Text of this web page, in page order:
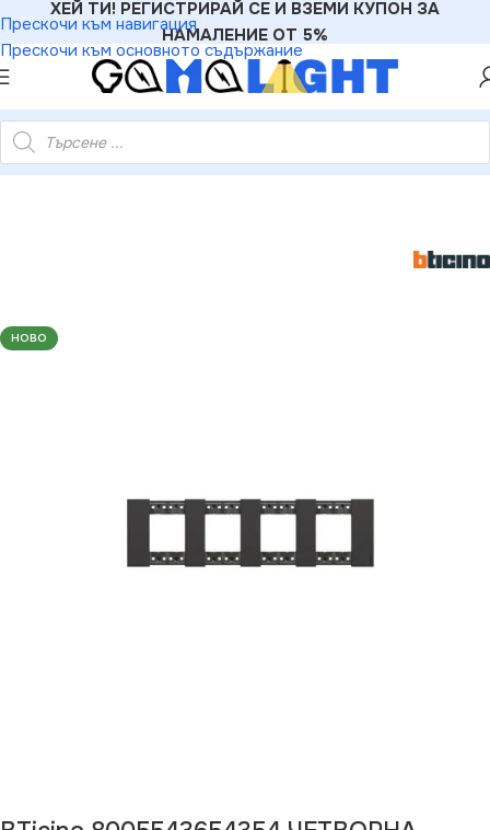
Прескочи към навигация
Прескочи към основното съдържание
ХЕЙ ТИ! РЕГИСТРИРАЙ СЕ И ВЗЕМИ КУПОН ЗА
НАМАЛЕНИЕ ОТ 5%
8005543654354 ЧЕТВОРНА РАМКА LIVING NOW ЧЕРЕН
НОВО